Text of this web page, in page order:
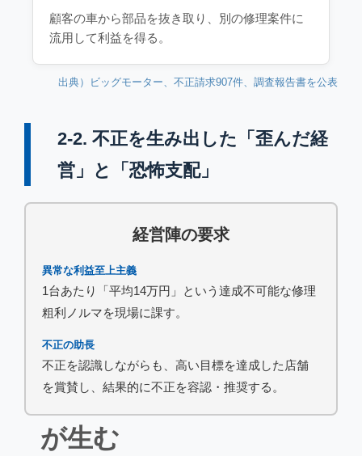
顧客の車から部品を抜き取り、別の修理案件に
流用して利益を得る。
出典）ビッグモーター、不正請求907件、調査報告書を公表
2-2. 不正を生み出した「歪んだ経
営」と「恐怖支配」
経営陣の要求
異常な利益至上主義
1台あたり「平均14万円」という達成不可能な修理
粗利ノルマを現場に課す。
不正の助長
不正を認識しながらも、高い目標を達成した店舗
を賞賛し、結果的に不正を容認・推奨する。
が生む